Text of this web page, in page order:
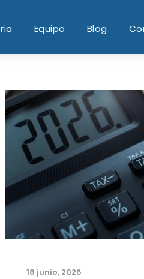
Equipo Blog
18 junio, 2026